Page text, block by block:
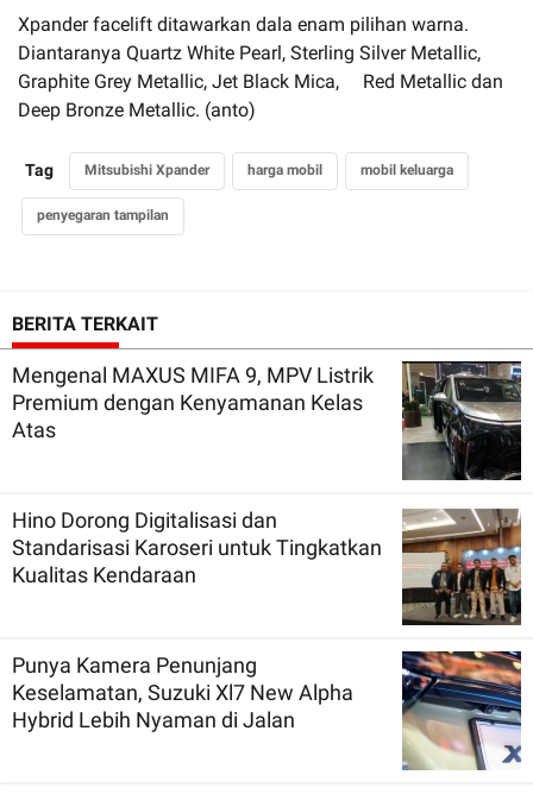
Xpander facelift ditawarkan dala enam pilihan warna.
Diantaranya Quartz White Pearl, Sterling Silver Metallic,
Graphite Grey Metallic, Jet Black Mica, Red Metallic dan
Deep Bronze Metallic. (anto)
Tag Mitsubishi Xpander harga mobil mobil keluarga
penyegaran tampilan
BERITA TERKAIT
Mengenal MAXUS MIFA 9, MPV Listrik
Premium dengan Kenyamanan Kelas
Atas
Hino Dorong Digitalisasi dan
Standarisasi Karoseri untuk Tingkatkan
Kualitas Kendaraan
Punya Kamera Penunjang
Keselamatan, Suzuki Xl7 New Alpha
Hybrid Lebih Nyaman di Jalan